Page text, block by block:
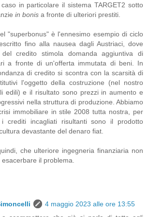
in particolare il sistema TARGET2 sotto
in bonis a fronte di ulteriori prestiti.
"superbonus" è l'ennesimo esempio di ciclo
fino alla nausea dagli Austriaci, dove
del credito stimola domanda aggiuntiva di
a fronte di un'offerta immutata di beni. In
di credito si scontra con la scarsità di
l'oggetto della costruzione (nel nostro
edili) e il risultato sono prezzi in aumento e
nella struttura di produzione. Abbiamo
immobiliare in stile 2008 tutta nostra, per
crediti incagliati risultanti sono il prodotto
devastante del denaro fiat.
che ulteriore ingegneria finanziaria non
il problema.
4 maggio 2023 alle ore 13:55